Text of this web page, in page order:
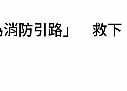
勢
消防引路」 救下